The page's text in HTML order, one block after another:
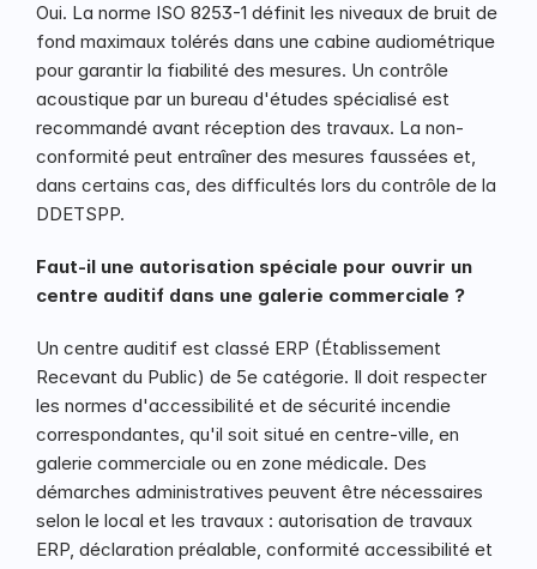
Oui. La norme ISO 8253-1 définit les niveaux de bruit de
fond maximaux tolérés dans une cabine audiométrique
pour garantir la fiabilité des mesures. Un contrôle
acoustique par un bureau d'études spécialisé est
recommandé avant réception des travaux. La non-
conformité peut entraîner des mesures faussées et,
dans certains cas, des difficultés lors du contrôle de la
DDETSPP.
Faut-il une autorisation spéciale pour ouvrir un
centre auditif dans une galerie commerciale ?
Un centre auditif est classé ERP (Établissement
Recevant du Public) de 5e catégorie. Il doit respecter
les normes d'accessibilité et de sécurité incendie
correspondantes, qu'il soit situé en centre-ville, en
galerie commerciale ou en zone médicale. Des
démarches administratives peuvent être nécessaires
selon le local et les travaux : autorisation de travaux
ERP, déclaration préalable, conformité accessibilité et